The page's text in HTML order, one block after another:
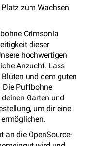
zum Wachsen
Crimsonia
dieser
hochwertigen
Anzucht. Lass
und dem guten
Die Puffbohne
Garten und
um dir eine
an die OpenSource-